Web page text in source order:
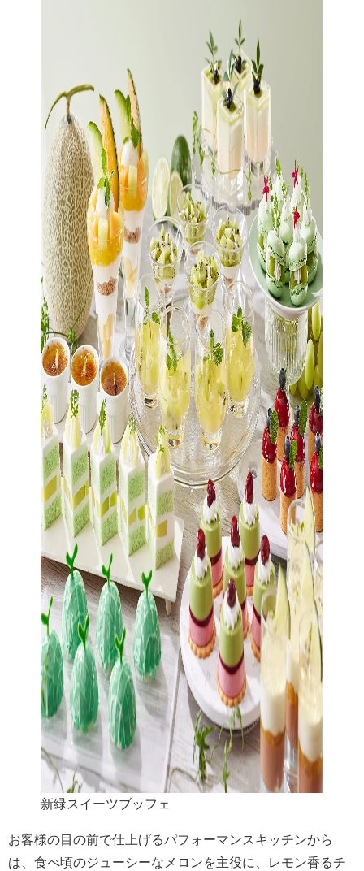
新緑スイーツブッフェ
お客様の目の前で仕上げるパフォーマンスキッチンから
は、食べ頃のジューシーなメロンを主役に、レモン香るチ